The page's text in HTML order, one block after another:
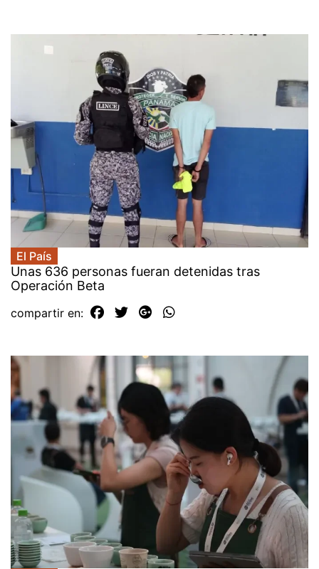
El País
Unas 636 personas fueran detenidas tras
Operación Beta
compartir en: